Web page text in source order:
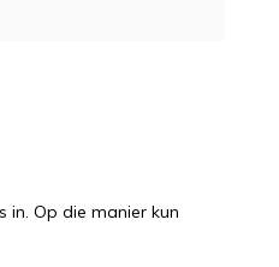
in. Op die manier kun